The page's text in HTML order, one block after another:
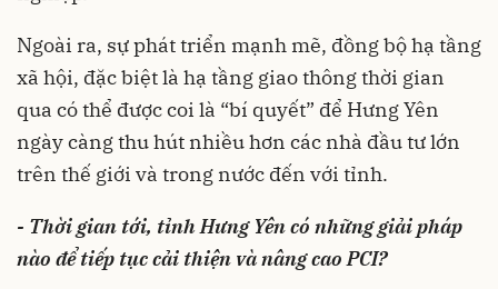
Ngoài ra, sự phát triển mạnh mẽ, đồng bộ hạ tầng
xã hội, đặc biệt là hạ tầng giao thông thời gian
qua có thể được coi là “bí quyết” để Hưng Yên
ngày càng thu hút nhiều hơn các nhà đầu tư lớn
trên thế giới và trong nước đến với tỉnh.
- Thời gian tới, tỉnh Hưng Yên có những giải pháp
nào để tiếp tục cải thiện và nâng cao PCI?